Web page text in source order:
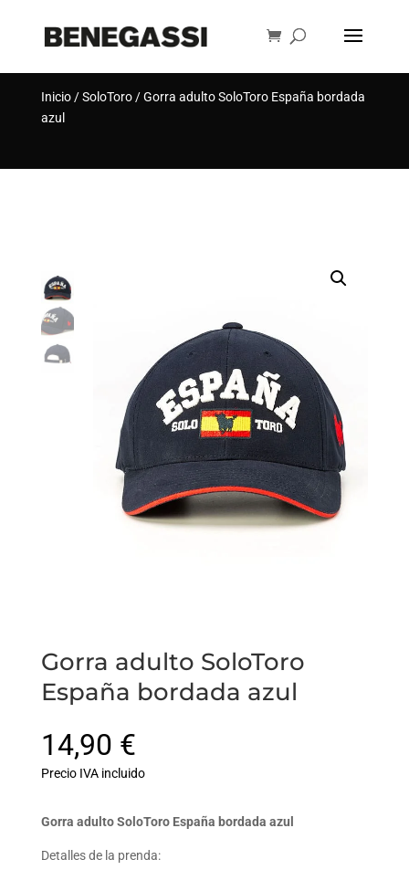
Inicio/SoloToro/ Gorra adulto SoloToro España bordada
azul
Gorra adulto SoloToro
España bordada azul
14,90 €
Precio IVA incluido
Gorra adulto SoloToro España bordada azul
Detalles de la prenda: